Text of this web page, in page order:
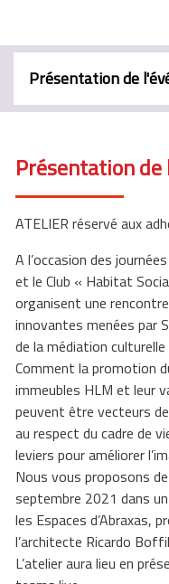
Présentation de
Présentation
ATELIER réservé aux
A l’occasion des
et le Club « Habitat
organisent une rencontre
innovantes menées par
de la médiation
Comment la promotion
immeubles HLM et leur
peuvent être vecteurs
au respect du cadre de
leviers pour améliorer
Nous vous proposons
septembre 2021 dans
les Espaces d’Abraxas,
l’architecte Ricardo
L’atelier aura lieu en